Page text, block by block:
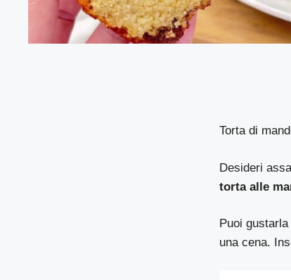
Torta di
Desideri
torta alle
Puoi
una cena.